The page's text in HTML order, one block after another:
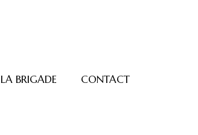
LA BRIGADE CONTACT